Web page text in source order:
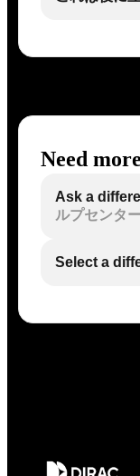
Need
Ask a
ルプセンター
Select a